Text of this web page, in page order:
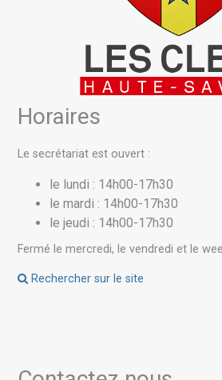
Horaires
Le secrétariat est ouvert :
le lundi : 14h00-17h30
le mardi : 14h00-17h30
le jeudi : 14h00-17h30
Fermé le mercredi, le vendredi et le
Rechercher sur le site